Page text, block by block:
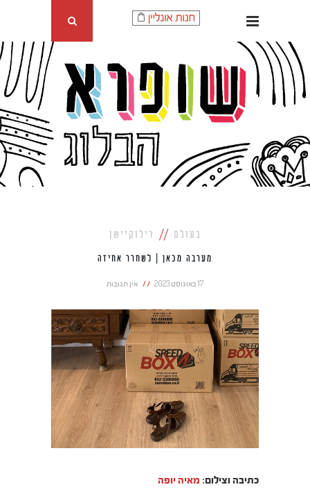
בעולם רילוקיישן
מערבה מכאן | לשחרר אחיזה
17 באוגוסט 2023 אין תגובות
כתיבה וצילום: מאיה יופה